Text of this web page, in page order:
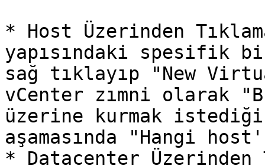
* Host Üzerinden
yapısındaki spesifik
sağ tıklayıp "New
vCenter zımni olarak
üzerine kurmak
aşamasında "Hangi
* Datacenter